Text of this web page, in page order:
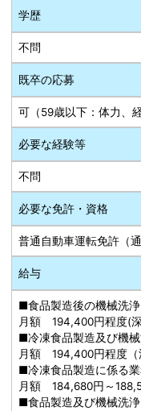
学歴
不問
既卒の応募
可（59歳以下：体力、
必要な経験等
不問
必要な免許・資格
普通自動車運転免許（通
給与
■食品製造後の機械洗
月額 194,400円程度(深
■冷凍食品製造及び機
月額 194,400円程度（
■冷凍食品製造に係る
月額 184,680円～
■食品製造及び機械洗浄